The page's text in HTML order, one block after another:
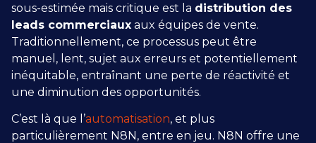
sous-estimée mais critique est la distribution des
leads commerciaux aux équipes de vente.
Traditionnellement, ce processus peut être
manuel, lent, sujet aux erreurs et potentiellement
inéquitable, entraînant une perte de réactivité et
une diminution des opportunités.
C’est là que l’automatisation, et plus
particulièrement N8N, entre en jeu. N8N offre une